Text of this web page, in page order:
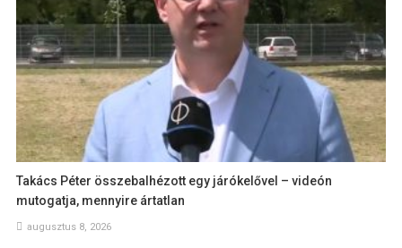
Takács Péter összebalhézott egy járókelővel – videón
mutogatja, mennyire ártatlan
augusztus 8, 2026